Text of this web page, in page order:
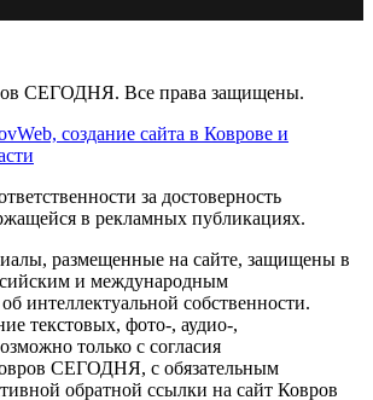
СЕГОДНЯ. Все права защищены.
за достоверность
в рекламных публикациях.
размещенные на сайте, защищены в
и международным
интеллектуальной собственности.
текстовых, фото-, аудио-,
только с согласия
СЕГОДНЯ, с обязательным
обратной ссылки на сайт Ковров